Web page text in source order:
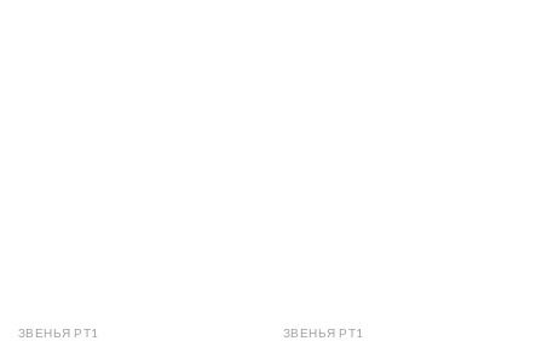
ЗВЕНЬЯ РТ1 ЗВЕНЬЯ РТ1